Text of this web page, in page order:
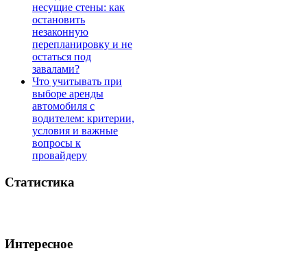
несущие стены: как
остановить
незаконную
перепланировку и не
остаться под
завалами?
Что учитывать при
выборе аренды
автомобиля с
водителем: критерии,
условия и важные
вопросы к
провайдеру
Статистика
Интересное